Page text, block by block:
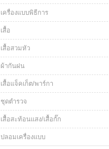
เครื่องแบบพิธีการ
เสื้อ
เสื้อสวมหัว
ผ้ากันฝน
เสื้อแจ็คเก็ต/พาร์กา
ชุดตำรวจ
เสื้อสะท้อนแสง/เสื้อกั๊ก
ปลอมเครื่องแบบ